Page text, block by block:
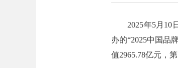
2025年5月10日
办的“2025中国品
值2965.78亿元，